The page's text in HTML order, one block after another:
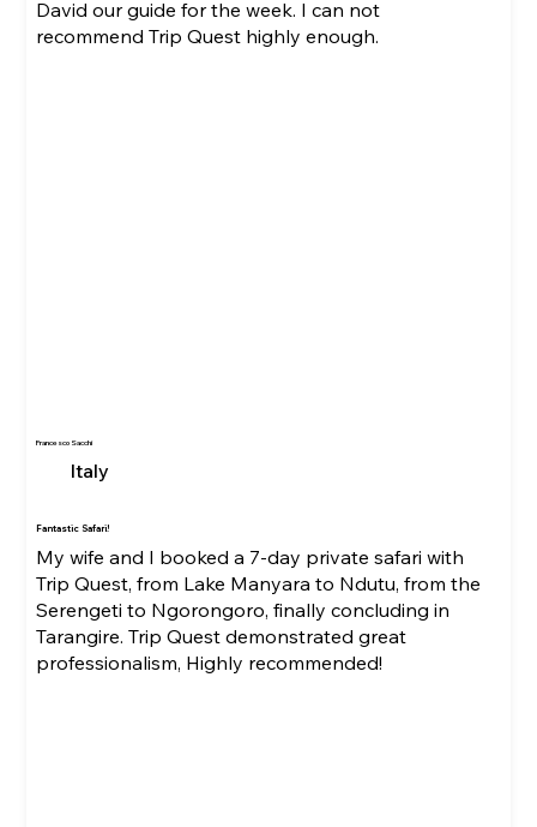
David our guide for the week. I can not
recommend Trip Quest highly enough.
Francesco Sacchi
Italy
Fantastic Safari!
My wife and I booked a 7-day private safari with
Trip Quest, from Lake Manyara to Ndutu, from the
Serengeti to Ngorongoro, finally concluding in
Tarangire. Trip Quest demonstrated great
professionalism, Highly recommended!